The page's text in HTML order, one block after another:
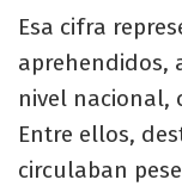
Esa cifra
aprehendidos,
nivel nacional,
Entre ellos,
circulaban